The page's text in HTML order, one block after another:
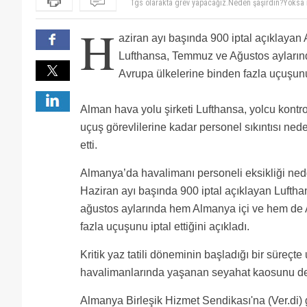
Ramp için söylüyorum. A2 almanca bilen, bu işi
ben işi öğretirim diyen adam olursa buda zaman
yükleyemeyen valiz dizemeyen 130 valizle 738
arka arkaya 6-7 ambara girmek sağlam bilek ister
bagaj atan yükleyen işçiye almanca soruluyor ?
Makinis ihtiyacı varsa push beack aracı için ben
Aşısız havacı kabulse gidip çalışırız.
Grev Pandemi felan hikaye 1200-1300€ ya yer
Biraz Mantık o düşük Maaşlar nedeniyle Eleman
Hizmet vermişti Ama Almanya eski Almanya değil
Almanya 6 hafta içinde havacilik tecrübesi olan ve
yapacakmış. İlgilenenlerin dikkatine.
Yapın bizim çakma sarı sendikayı Lufthansa'ya
yaşasın kölelik şartları!
H aziran ayı başında 900 iptal
Lufthansa, Temmuz ve Ağustos
Avrupa ülkelerine binden fazla
Alman hava yolu şirketi Lufthansa, yolcu
uçuş görevlilerine kadar personel sıkıntısı
etti.
Almanya’da havalimanı personeli eksikliği
Haziran ayı başında 900 iptal açıklayan
ağustos aylarında hem Almanya içi ve hem
fazla uçuşunu iptal ettiğini açıkladı.
Kritik yaz tatili döneminin başladığı bir
havalimanlarında yaşanan seyahat kaosunu
Almanya Birleşik Hizmet Sendikası'na